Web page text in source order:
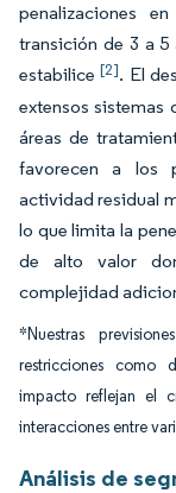
penalizaciones
transición de 3 a 5
estabilice[2]. El
extensos sistemas
áreas de
favorecen a los
actividad residual
lo que limita la
de alto valor
complejidad
*Nuestras
restricciones como
impacto reflejan el
interacciones entre
Análisis de